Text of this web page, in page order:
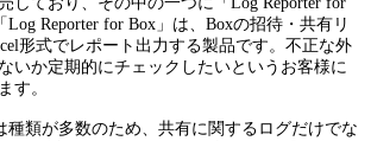
Reporter for Box」は、Boxの招待・共有リ
形式でレポート出力する製品です。不正な外
いか定期的にチェックしたいというお客様に
す。
種類が多数のため、共有に関するログだけでな